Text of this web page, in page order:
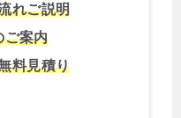
れご説明
ご案内
料見積り